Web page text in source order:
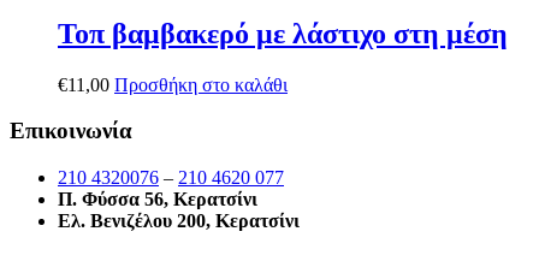
Τοπ βαμβακερό με λάστιχο στη μέση
€11,00 Προσθήκη στο καλάθι
Επικοινωνία
210 4320076 – 210 4620 077
Π. Φύσσα 56, Κερατσίνι
Ελ. Βενιζέλου 200, Κερατσίνι